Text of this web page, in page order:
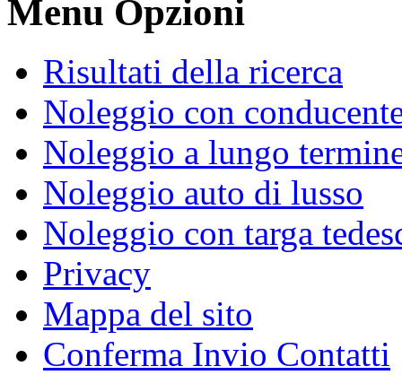
Menu Opzioni
Risultati della ricerca
Noleggio con
Noleggio a lungo
Noleggio auto di lusso
Noleggio con targa
Privacy
Mappa del sito
Conferma Invio Contatti